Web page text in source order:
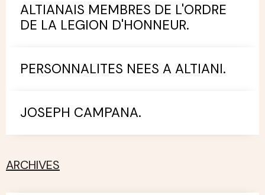
ALTIANAIS MEMBRES DE L'ORDRE
DE LA LEGION D'HONNEUR.
PERSONNALITES NEES A ALTIANI.
JOSEPH CAMPANA.
ARCHIVES